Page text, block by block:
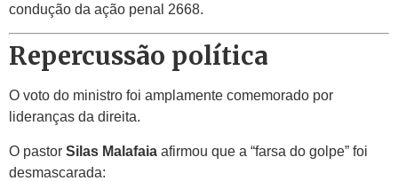
condução da ação penal 2668.
Repercussão política
O voto do ministro foi amplamente comemorado por
lideranças da direita.
O pastor Silas Malafaia afirmou que a “farsa do golpe” foi
desmascarada: